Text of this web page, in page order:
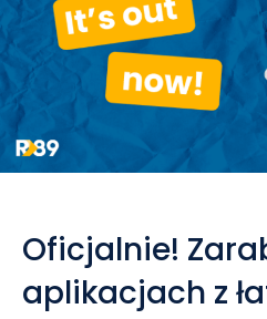
Oficjalnie!
aplikacjach z